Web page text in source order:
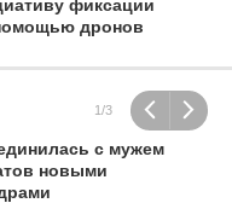
фиксации
дронов
1/3
с мужем
новыми